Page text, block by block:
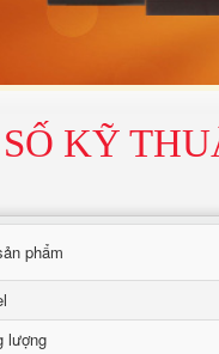
KỸ
phẩm
lượng